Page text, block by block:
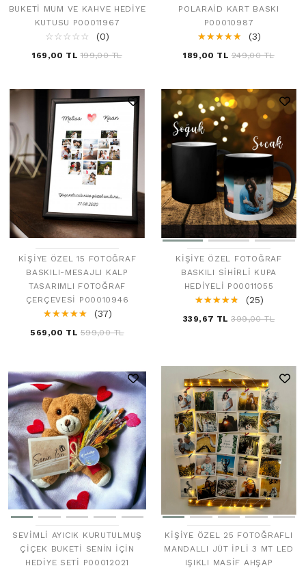
BUKETI MUM VE KAHVE HEDIYE
KUTUSU P00011967
☆ ☆ ☆ ☆ ☆
★ ★ ★ ★ ★ (0)
169,00 TL 199,00 TL
POLARAID KART BASKI
P00010987
☆☆☆☆☆
★★★★★ (3)
189,00 TL 249,00 TL
KIŞIYE ÖZEL 15 FOTOĞRAF
BASKILI-MESAJLI KALP
TASARIMLI FOTOĞRAF
ÇERÇEVESI P00010946
☆☆☆☆☆
★★★★★ (37)
569,00 TL 599,00 TL
KIŞIYE ÖZEL FOTOĞRAF
BASKILI SIHIRLI KUPA
HEDIYELI P00011055
☆☆☆☆☆
★★★★★ (25)
339,67 TL 399,00 TL
SEVIMLI AYICIK KURUTULMUŞ
ÇIÇEK BUKETI SENIN İÇIN
HEDIYE SETI P00012021
KIŞIYE ÖZEL 25 FOTOĞRAFLI
MANDALLI JÜT İPLI 3 MT LED
IŞIKLI MASIF AHŞAP